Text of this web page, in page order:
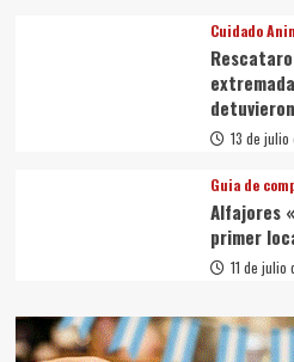
Cuidado
13 de
Guia de
Alfajores
primer
11 de julio